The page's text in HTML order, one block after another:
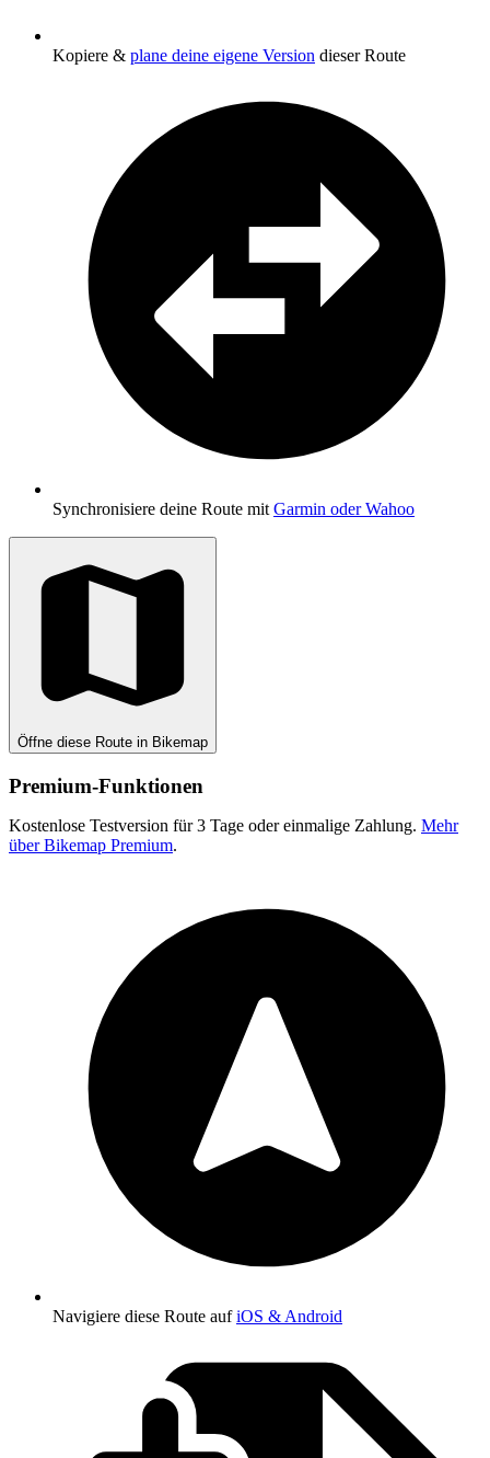
Kopiere & plane deine eigene Version dieser Route
Synchronisiere deine Route mit Garmin oder Wahoo
Öffne diese Route in Bikemap
Premium-Funktionen
Kostenlose Testversion für 3 Tage oder einmalige Zahlung. Mehr
über Bikemap Premium.
Navigiere diese Route aufiOS & Android